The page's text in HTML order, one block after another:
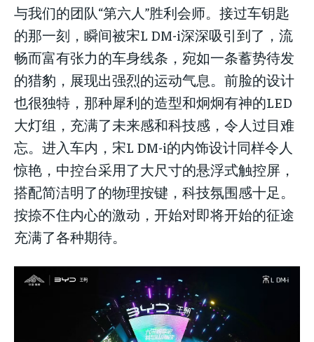
与我们的团队“第六人”胜利会师。接过车钥匙
的那一刻，瞬间被宋L DM-i深深吸引到了，流
畅而富有张力的车身线条，宛如一条蓄势待发
的猎豹，展现出强烈的运动气息。前脸的设计
也很独特，那种犀利的造型和炯炯有神的LED
大灯组，充满了未来感和科技感，令人过目难
忘。进入车内，宋L DM-i的内饰设计同样令人
惊艳，中控台采用了大尺寸的悬浮式触控屏，
搭配简洁明了的物理按键，科技氛围感十足。
按捺不住内心的激动，开始对即将开始的征途
充满了各种期待。